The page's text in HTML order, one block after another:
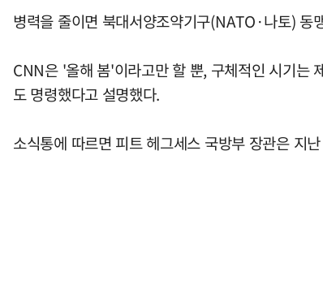
병력을 줄이면 북대서양조약기구(NATO·나토) 동
CNN은 '올해 봄'이라고만 할 뿐, 구체적인 시기는
도 명령했다고 설명했다.
소식통에 따르면 피트 헤그세스 국방부 장관은 지